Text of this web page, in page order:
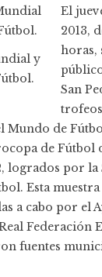
y
El
2013,
horas,
San
Mundo de
de Fútbol
logrados por la
Esta
a cabo por el
Federación
fuentes